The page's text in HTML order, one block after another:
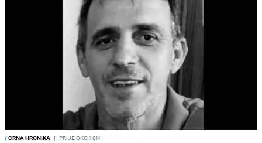
/CRNA HRONIKA I PRIJE OKO 10H